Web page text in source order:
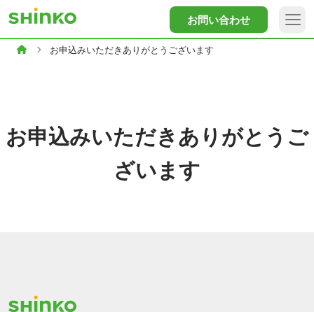
お問い合わせ
お申込みいただきありがとうございます
お申込みいただきありがとうご
ざいます